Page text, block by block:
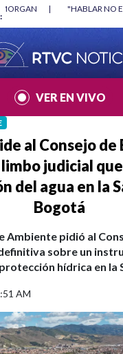
ES UN CRIMEN": CARTA DE
VER EN VIVO
al Consejo de
judicial
del agua en la
Bogotá
Ambiente pidió al
sobre un
hídrica en la
AM